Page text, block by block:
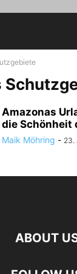
Amazonas
die Schönheit
Maik Möhring - 23.
ABOUT